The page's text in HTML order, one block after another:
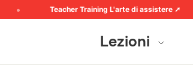
Teacher Training L'arte di assistere ➚
Lezioni